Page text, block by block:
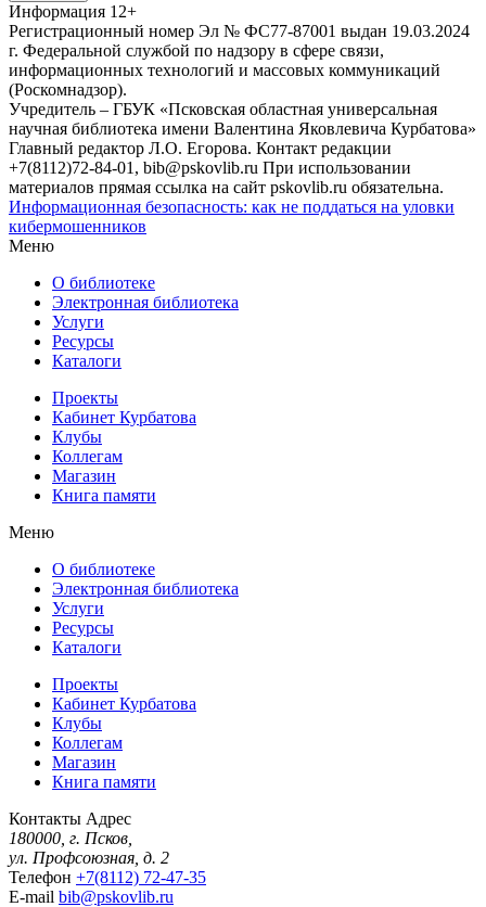
Информация 12+
Регистрационный номер Эл № ФС77-87001 выдан 19.03.2024
г. Федеральной службой по надзору в сфере связи,
информационных технологий и массовых коммуникаций
(Роскомнадзор).
Учредитель – ГБУК «Псковская областная универсальная
научная библиотека имени Валентина Яковлевича Курбатова»
Главный редактор Л.О. Егорова. Контакт редакции
+7(8112)72-84-01, bib@pskovlib.ru При использовании
материалов прямая ссылка на сайт pskovlib.ru обязательна.
Информационная безопасность: как не поддаться на уловки
кибермошенников
Меню
О библиотеке
Электронная библиотека
Услуги
Ресурсы
Каталоги
Проекты
Кабинет Курбатова
Клубы
Коллегам
Магазин
Книга памяти
Меню
О библиотеке
Электронная библиотека
Услуги
Ресурсы
Каталоги
Проекты
Кабинет Курбатова
Клубы
Коллегам
Магазин
Книга памяти
Контакты Адрес
180000, г. Псков,
ул. Профсоюзная, д. 2
Телефон +7(8112) 72-47-35
E-mail bib@pskovlib.ru